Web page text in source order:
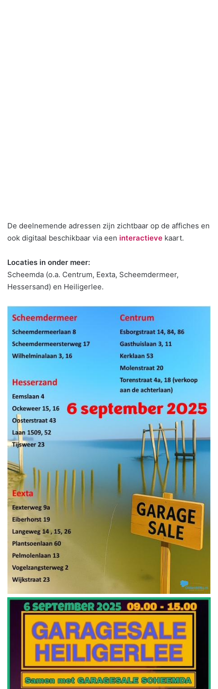
De deelnemende adressen zijn zichtbaar op de affiches en
ook digitaal beschikbaar via een interactieve kaart.
Locaties in onder meer:
Scheemda (o.a. Centrum, Eexta, Scheemdermeer,
Hessersand) en Heiligerlee.